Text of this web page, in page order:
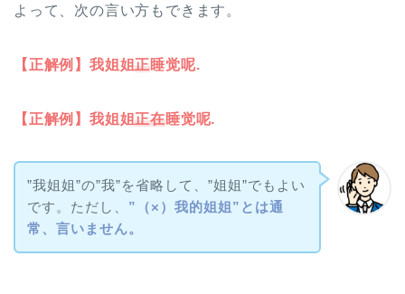
よって、次の言い方もできます。
【正解例】我姐姐正睡觉呢.
【正解例】我姐姐正在睡觉呢.
”我姐姐”の”我”を省略して、”姐姐”でもよい
です。ただし、 ”（×）我的姐姐”とは通
常、言いません。